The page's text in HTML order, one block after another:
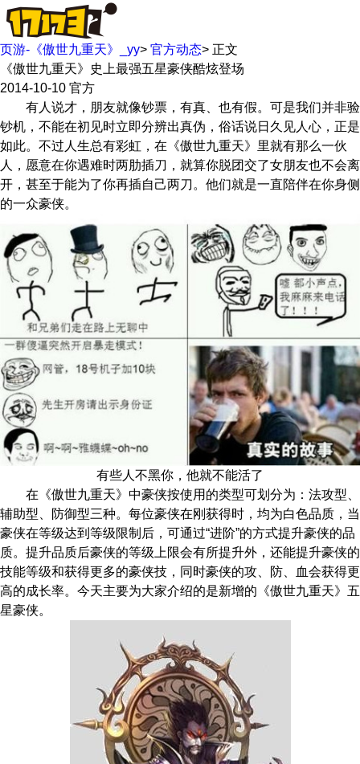
页游-《傲世九重天》_yy> 官方动态> 正文
《傲世九重天》史上最强五星豪侠酷炫登场
2014-10-10 官方
有人说才，朋友就像钞票，有真、也有假。可是我们并非验
钞机，不能在初见时立即分辨出真伪，俗话说日久见人心，正是
如此。不过人生总有彩虹，在《傲世九重天》里就有那么一伙
人，愿意在你遇难时两肋插刀，就算你脱团交了女朋友也不会离
开，甚至于能为了你再插自己两刀。他们就是一直陪伴在你身侧
的一众豪侠。
有些人不黑你，他就不能活了
在《傲世九重天》中豪侠按使用的类型可划分为：法攻型、
辅助型、防御型三种。每位豪侠在刚获得时，均为白色品质，当
豪侠在等级达到等级限制后，可通过“进阶”的方式提升豪侠的品
质。提升品质后豪侠的等级上限会有所提升外，还能提升豪侠的
技能等级和获得更多的豪侠技，同时豪侠的攻、防、血会获得更
高的成长率。今天主要为大家介绍的是新增的《傲世九重天》五
星豪侠。